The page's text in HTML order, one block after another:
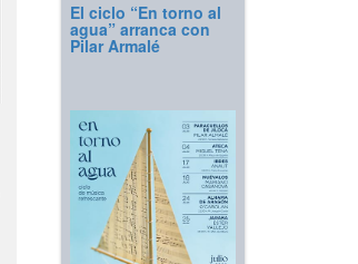
El ciclo “En torno al
agua” arranca con
Pilar Armalé